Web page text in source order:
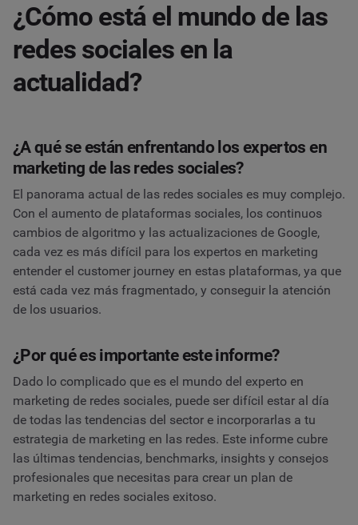
¿Cómo está el mundo de las
redes sociales en la
actualidad?
¿A qué se están enfrentando los expertos en
marketing de las redes sociales?
El panorama actual de las redes sociales es muy complejo.
Con el aumento de plataformas sociales, los continuos
cambios de algoritmo y las actualizaciones de Google,
cada vez es más difícil para los expertos en marketing
entender el customer journey en estas plataformas, ya que
está cada vez más fragmentado, y conseguir la atención
de los usuarios.
¿Por qué es importante este informe?
Dado lo complicado que es el mundo del experto en
marketing de redes sociales, puede ser difícil estar al día
de todas las tendencias del sector e incorporarlas a tu
estrategia de marketing en las redes. Este informe cubre
las últimas tendencias, benchmarks, insights y consejos
profesionales que necesitas para crear un plan de
marketing en redes sociales exitoso.